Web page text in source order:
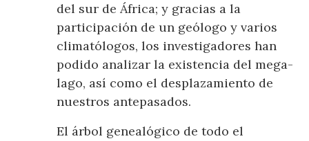
del sur de África; y gracias a la
participación de un geólogo y varios
climatólogos, los investigadores han
podido analizar la existencia del mega-
lago, así como el desplazamiento de
nuestros antepasados.
El árbol genealógico de todo el